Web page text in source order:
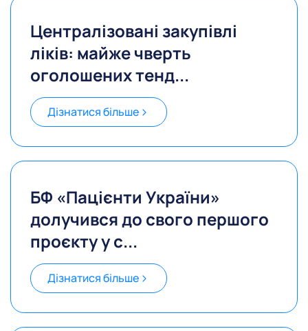
Централізовані закупівлі
ліків: майже чверть
оголошених тенд...
Дізнатися більше
БФ «Пацієнти України»
долучився до свого першого
проєкту у с...
Дізнатися більше